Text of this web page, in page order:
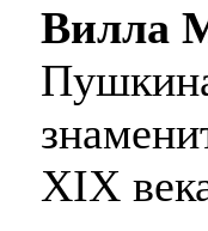
Вилла
XIX